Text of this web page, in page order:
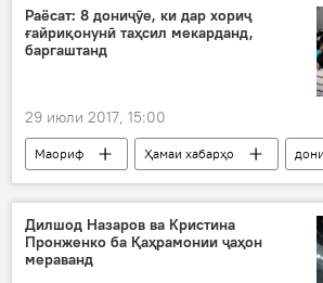
боздошт
Раёсат: 8 дониҷӯе, ки дар хориҷ
ғайриқонунӣ таҳсил мекарданд,
баргаштанд
29 июли 2017, 15:00
Маориф Ҳамаи хабарҳо
таҳсил дар хориҷ
Дар Тоҷикистон
Дилшод Назаров ва Кристина
Пронженко ба Қаҳрамонии ҷаҳон
мераванд